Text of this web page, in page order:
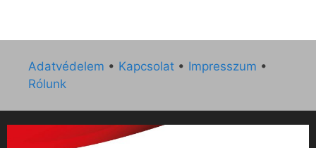
Adatvédelem • Kapcsolat • Impresszum •
Rólunk